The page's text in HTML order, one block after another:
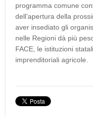
programma comune
dell’apertura della
aver insediato gli
nelle Regioni dà più
FACE, le istituzioni
imprenditoriali agricole.